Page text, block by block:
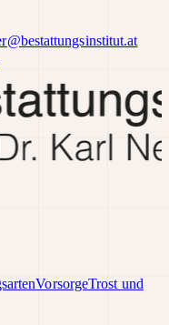
VorsorgeTrost und